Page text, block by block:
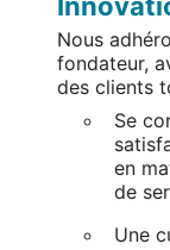
Nous
fondateur,
des clients
Se
en
de
Une